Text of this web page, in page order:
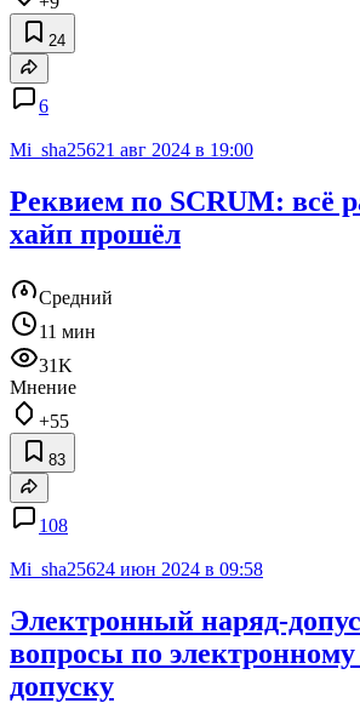
24
6
Mi_sha25621 авг 2024 в 19:00
Реквием по SCRUM: всё
хайп прошёл
Средний
11 мин
31K
Мнение
+55
83
108
Mi_sha25624 июн 2024 в 09:58
Электронный наряд-
вопросы по
допуску